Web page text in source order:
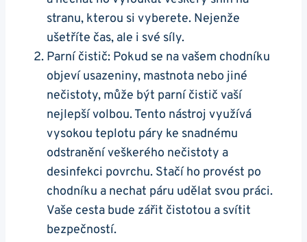
⁤stranu, ⁣kterou si vyberete. Nejenže
ušetříte čas, ‌ale⁣ i své síly.
Parní čistič: Pokud‍ se na vašem chodníku
objeví usazeniny,‌ mastnota nebo ‌jiné
nečistoty,‌ může být parní čistič vaší
nejlepší volbou. Tento ⁤nástroj využívá
⁤vysokou teplotu páry ke snadnému
odstranění veškerého ​nečistoty a
⁤desinfekci povrchu. Stačí ho provést po
chodníku a nechat páru udělat svou práci.
Vaše cesta bude zářit čistotou a svítit⁣
bezpečností.